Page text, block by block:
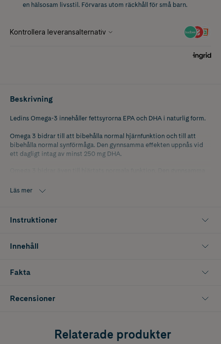
en hälsosam livsstil. Förvaras utom räckhåll för små barn.
Beskrivning
Ledins Omega-3 innehåller fettsyrorna EPA och DHA i naturlig form.
Omega 3 bidrar till att bibehålla normal hjärnfunktion och till att
bibehålla normal synförmåga. Den gynnsamma effekten uppnås vid
ett dagligt intag av minst 250 mg DHA.
Läs mer
Instruktioner
Innehåll
Fakta
Recensioner
Relaterade produkter